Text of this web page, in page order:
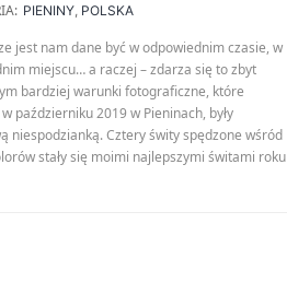
PIENINY, POLSKA
jest nam dane być w odpowiednim czasie, w
miejscu… a raczej – zdarza się to zbyt
bardziej warunki fotograficzne, które
październiku 2019 w Pieninach, były
niespodzianką. Cztery świty spędzone wśród
stały się moimi najlepszymi świtami roku